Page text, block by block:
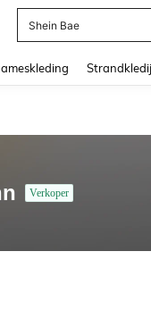
Shein Bae
Strandkledij
Verkoper